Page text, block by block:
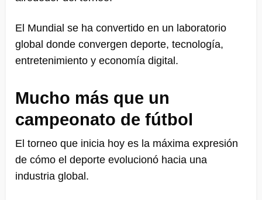
El Mundial se ha convertido en un laboratorio
global donde convergen deporte, tecnología,
entretenimiento y economía digital.
Mucho más que un
campeonato de fútbol
El torneo que inicia hoy es la máxima expresión
de cómo el deporte evolucionó hacia una
industria global.